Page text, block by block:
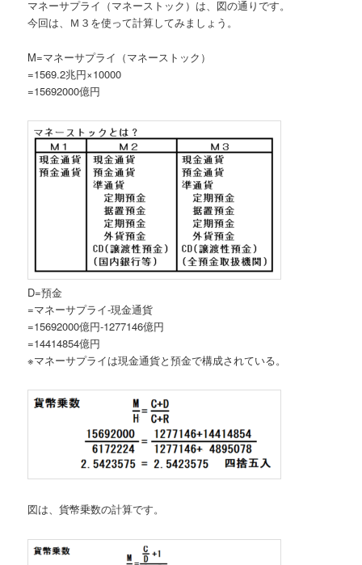
マネーサプライ（マネーストック）は、図の通りです。
今回は、Ｍ３を使って計算してみましょう。
M=マネーサプライ（マネーストック）
=1569.2兆円×10000
=15692000億円
D=預金
=マネーサプライ-現金通貨
=15692000億円-1277146億円
=14414854億円
※マネーサプライは現金通貨と預金で構成されている。
図は、貨幣乗数の計算です。